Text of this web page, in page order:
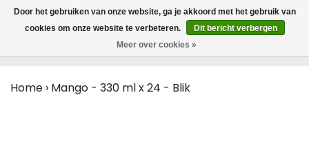
MENU
0
Home › Mango - 330 ml x 24 - Blik
Door het gebruiken van onze website, ga je akkoord met het gebruik van
cookies om onze website te verbeteren.
Dit bericht verbergen
Meer over cookies »